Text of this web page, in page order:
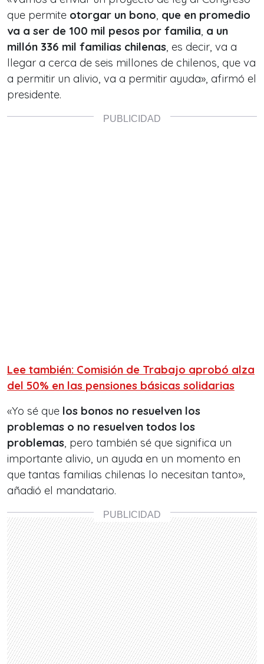
que permite otorgar un bono, que en promedio
va a ser de 100 mil pesos por familia, a un
millón 336 mil familias chilenas, es decir, va a
llegar a cerca de seis millones de chilenos, que va
a permitir un alivio, va a permitir ayuda», afirmó el
presidente.
Lee también: Comisión de Trabajo aprobó alza
del 50% en las pensiones básicas solidarias
«Yo sé que los bonos no resuelven los
problemas o no resuelven todos los
problemas, pero también sé que significa un
importante alivio, un ayuda en un momento en
que tantas familias chilenas lo necesitan tanto»,
añadió el mandatario.